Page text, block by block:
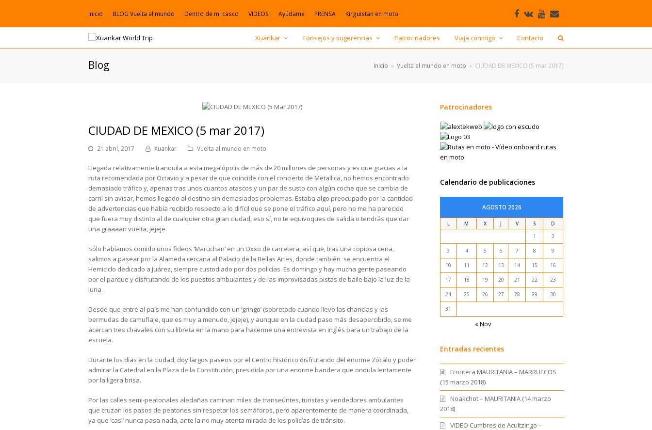
Inicio BLOG Vuelta al mundo Dentro de mi casco VIDEOS Ayúdame PRENSA Kirguistan en moto Facebook
VK Youtube
electrónico
Xuankar Consejos y sugerencias Patrocinadores Viaja conmigo Contacto
Blog Inicio » Vuelta al mundo en moto » CIUDAD DE MEXICO (5 mar 2017)
CIUDAD DE MEXICO (5 mar 2017)
21 abril, 2017 Xuankar Vuelta al mundo en moto
Llegada relativamente tranquila a esta megalópolis de más de 20 millones de personas y es que gracias a la
ruta recomendada por Octavio y a pesar de que coincide con el concierto de Metallica, no hemos encontrado
demasiado tráfico y, apenas tras unos cuantos atascos y un par de susto con algún coche que se cambia de
carril sin avisar, hemos llegado al destino sin demasiados problemas. Estaba algo preocupado por la cantidad
de advertencias que había recibido respecto a lo difícil que se pone el tráfico aquí, pero no me ha parecido
que fuera muy distinto al de cualquier otra gran ciudad, eso sí, no te equivoques de salida o tendrás que dar
una graaaan vuelta, jejeje.
Sólo habíamos comido unos fideos ‘Maruchan’ en un Oxxo de carretera, así que, tras una copiosa cena,
salimos a pasear por la Alameda cercana al Palacio de la Bellas Artes, donde también se encuentra el
Hemiciclo dedicado a Juárez, siempre custodiado por dos policías. Es domingo y hay mucha gente paseando
por el parque y disfrutando de los puestos ambulantes y de las improvisadas pistas de baile bajo la luz de la
luna.
Desde que entré al país me han confundido con un ‘gringo’ (sobretodo cuando llevo las chanclas y las
bermudas de camuflaje, que es muy a menudo, jejeje), y aunque en la ciudad paso más desapercibido, se me
acercan tres chavales con su libreta en la mano para hacerme una entrevista en inglés para un trabajo de la
escuela.
Durante los días en la ciudad, doy largos paseos por el Centro histórico disfrutando del enorme Zócalo y poder
admirar la Catedral en la Plaza de la Constitución, presidida por una enorme bandera que ondula lentamente
por la ligera brisa.
Por las calles semi-peatonales aledañas caminan miles de transeúntes, turistas y vendedores ambulantes
que cruzan los pasos de peatones sin respetar los semáforos, pero aparentemente de manera coordinada,
ya que ‘casi’ nunca pasa nada, ante la no muy atenta mirada de los policías de tránsito.
Patrocinadores
Calendario de publicaciones
AGOSTO 2026
L M X J V S
D
1
2
3 4 5 6 7 8 9
10 11 12 13 14 15 16
17 18 19 20 21 22 23
24 25 26 27 28 29 30
31
« Nov
Entradas recientes
Frontera MAURITANIA – MARRUECOS
(15 marzo 2018)
Noakchot – MAURITANIA (14 marzo
2018)
VIDEO Cumbres de Acultzingo –